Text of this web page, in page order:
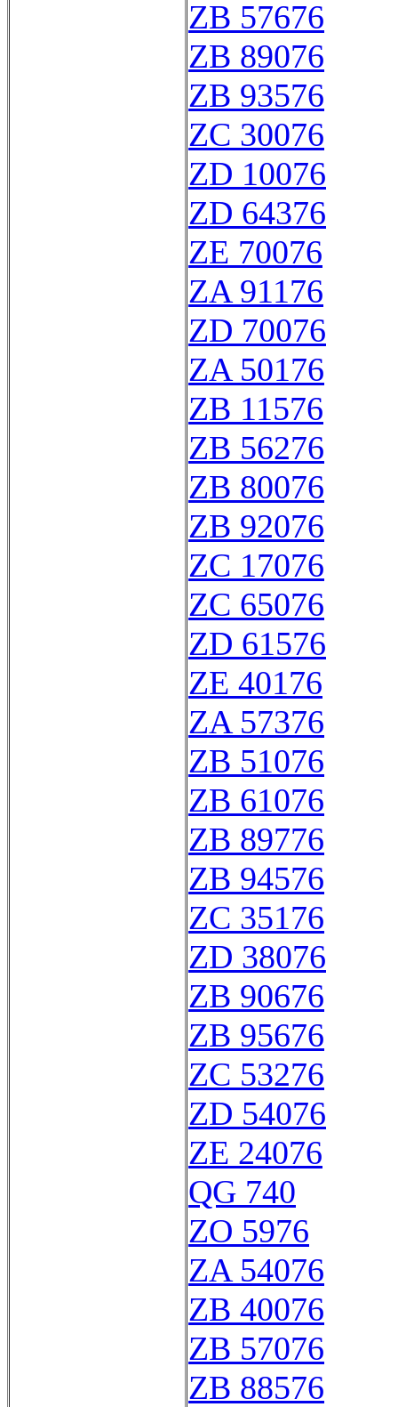
ZB 57676
ZB 89076
ZB 93576
ZC 30076
ZD 10076
ZD 64376
ZE 70076
ZA 91176
ZD 70076
ZA 50176
ZB 11576
ZB 56276
ZB 80076
ZB 92076
ZC 17076
ZC 65076
ZD 61576
ZE 40176
ZA 57376
ZB 51076
ZB 61076
ZB 89776
ZB 94576
ZC 35176
ZD 38076
ZB 90676
ZB 95676
ZC 53276
ZD 54076
ZE 24076
QG 740
ZO 5976
ZA 54076
ZB 40076
ZB 57076
ZB 88576